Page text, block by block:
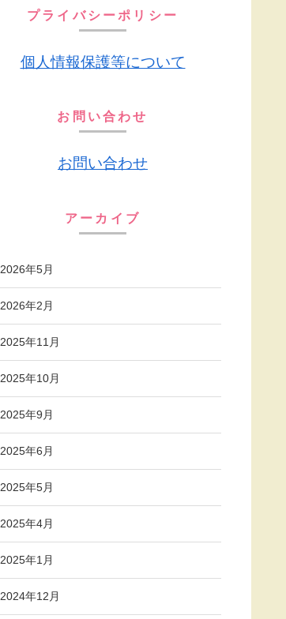
プライバシーポリシー
個人情報保護等について
お問い合わせ
お問い合わせ
アーカイブ
2026年5月
2026年2月
2025年11月
2025年10月
2025年9月
2025年6月
2025年5月
2025年4月
2025年1月
2024年12月